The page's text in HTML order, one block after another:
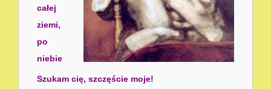
całej
ziemi,
po
niebie
Szukam cię, szczęście moje!